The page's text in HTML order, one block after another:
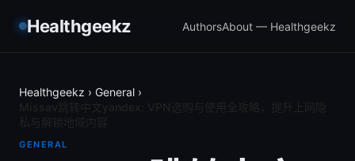
Healthgeekz AuthorsAbout — Healthgeekz
Healthgeekz › General ›
GENERAL